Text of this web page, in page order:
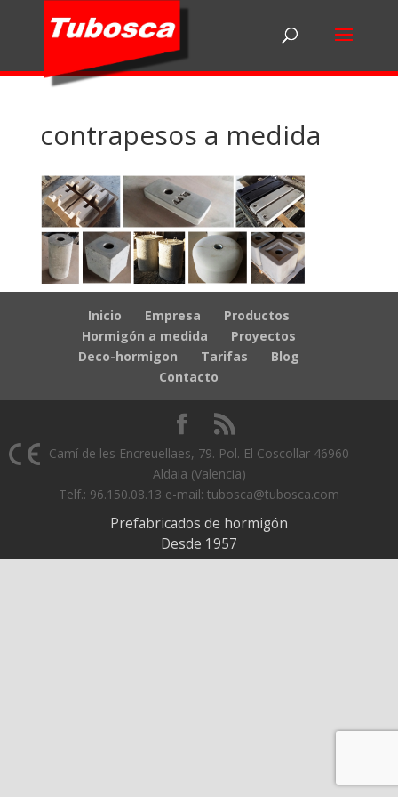
contrapesos a medida
Inicio Empresa
Productos
Hormigón a medida
Proyectos
Deco-hormigon
Tarifas
Blog
Contacto
Camí de les Encreuellaes, 79. Pol. El Coscollar 46960
Aldaia (Valencia)
Telf.: 96.150.08.13 e-mail: tubosca@tubosca.com
Prefabricados de hormigón
Desde 1957